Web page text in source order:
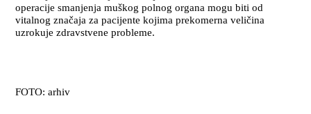
operacije smanjenja muškog polnog organa mogu biti od
vitalnog značaja za pacijente kojima prekomerna veličina
uzrokuje zdravstvene probleme.
FOTO: arhiv